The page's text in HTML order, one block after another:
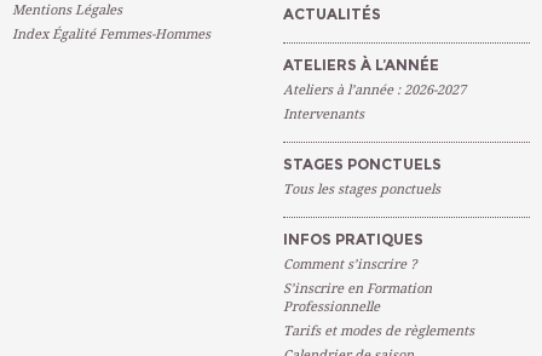
Mentions Légales
Index Égalité Femmes-Hommes
ACTUALITÉS
ATELIERS À L’ANNÉE
Ateliers à l’année : 2026-2027
Intervenants
STAGES PONCTUELS
Tous les stages ponctuels
INFOS PRATIQUES
Comment s’inscrire ?
S’inscrire en Formation
Professionnelle
Tarifs et modes de règlements